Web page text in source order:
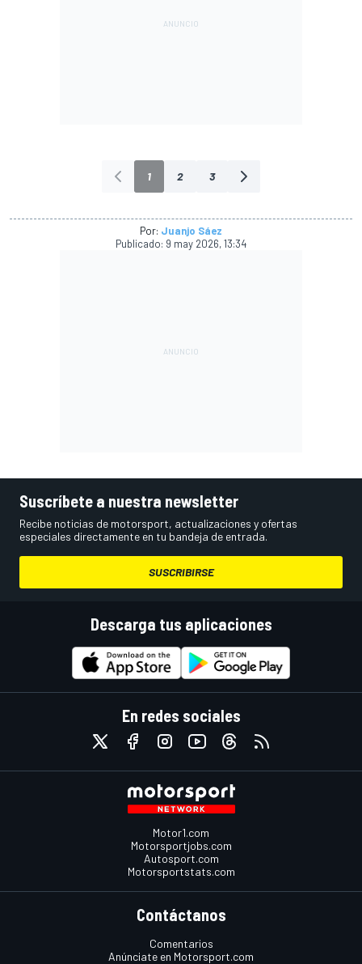
1 2 3
Por: Juanjo Sáez
Publicado: 9 may 2026, 13:34
Suscríbete a nuestra newsletter
Recibe noticias de motorsport, actualizaciones y ofertas
especiales directamente en tu bandeja de entrada.
SUSCRIBIRSE
Descarga tus aplicaciones
En redes sociales
Motor1.com
Motorsportjobs.com
Autosport.com
Motorsportstats.com
Contáctanos
Comentarios
Anúnciate en Motorsport.com